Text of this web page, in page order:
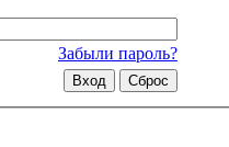
Забыли пароль?